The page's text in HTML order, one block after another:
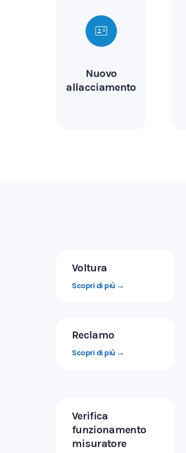
Nuovo
allacciamento
Voltura
Scopri di più →
Reclamo
Scopri di più →
Verifica
funzionamento
misuratore